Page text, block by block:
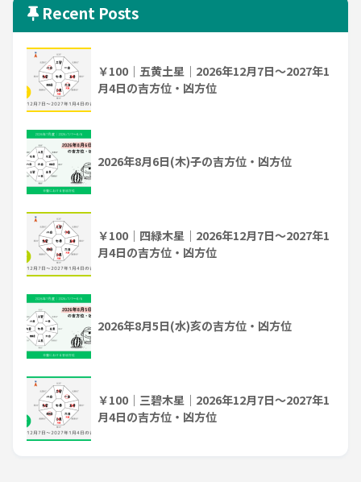
Recent Posts
￥100｜五黄土星｜2026年12月7日～2027年1
月4日の吉方位・凶方位
2026年8月6日(木)子の吉方位・凶方位
￥100｜四緑木星｜2026年12月7日～2027年1
月4日の吉方位・凶方位
2026年8月5日(水)亥の吉方位・凶方位
￥100｜三碧木星｜2026年12月7日～2027年1
月4日の吉方位・凶方位